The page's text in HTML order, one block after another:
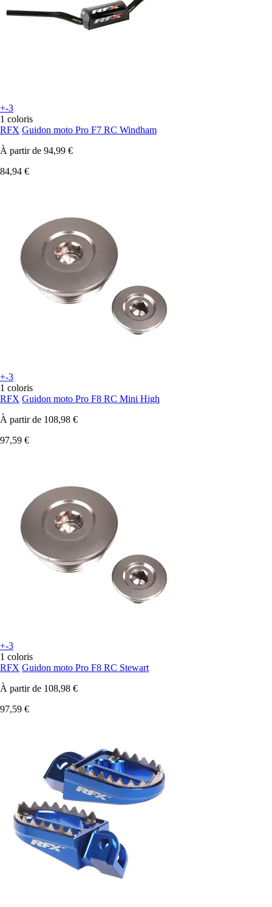
+-3
1 coloris
RFX Guidon moto Pro F7 RC Windham
À partir de 94,99 €
84,94 €
+-3
1 coloris
RFX Guidon moto Pro F8 RC Mini High
À partir de 108,98 €
97,59 €
+-3
1 coloris
RFX Guidon moto Pro F8 RC Stewart
À partir de 108,98 €
97,59 €